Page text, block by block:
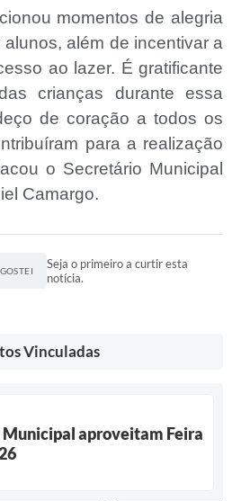
momentos de alegria
além de incentivar a
ao lazer. É gratificante
crianças durante essa
de coração a todos os
para a realização
o Secretário Municipal
Camargo.
Seja o primeiro a curtir esta
notícia.
Vinculadas
Municipal aproveitam Feira